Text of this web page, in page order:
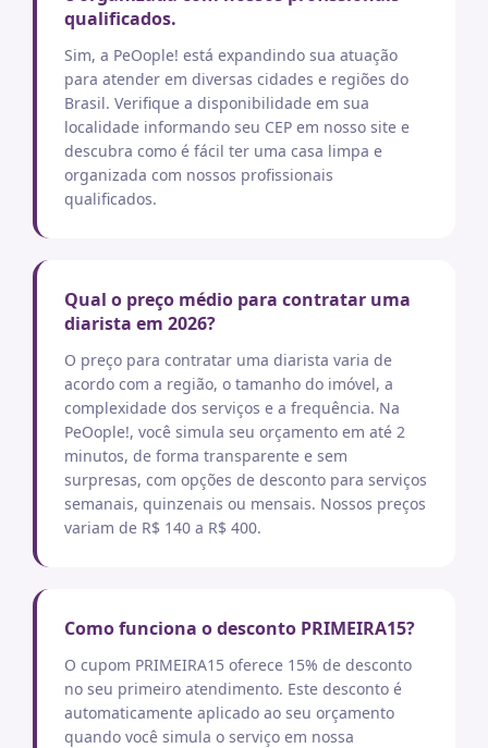
qualificados.
Sim, a PeOople! está expandindo sua atuação
para atender em diversas cidades e regiões do
Brasil. Verifique a disponibilidade em sua
localidade informando seu CEP em nosso site e
descubra como é fácil ter uma casa limpa e
organizada com nossos profissionais
qualificados.
Qual o preço médio para contratar uma
diarista em 2026?
O preço para contratar uma diarista varia de
acordo com a região, o tamanho do imóvel, a
complexidade dos serviços e a frequência. Na
PeOople!, você simula seu orçamento em até 2
minutos, de forma transparente e sem
surpresas, com opções de desconto para serviços
semanais, quinzenais ou mensais. Nossos preços
variam de R$ 140 a R$ 400.
Como funciona o desconto PRIMEIRA15?
O cupom PRIMEIRA15 oferece 15% de desconto
no seu primeiro atendimento. Este desconto é
automaticamente aplicado ao seu orçamento
quando você simula o serviço em nossa